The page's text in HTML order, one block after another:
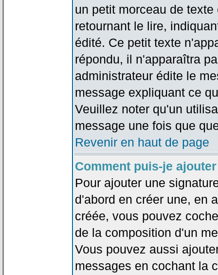
un petit morceau de
retournant le lire,
édité. Ce petit texte
répondu, il n'apparaîtra
administrateur édite le
message expliquant ce
Veuillez noter qu'un
message une fois que
Revenir en haut de page
Comment puis-je
Pour ajouter une
d'abord en créer une, en
créée, vous pouvez
de la composition d'un
Vous pouvez aussi
messages en cochant la